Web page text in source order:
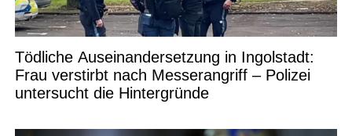
Tödliche Auseinandersetzung in Ingolstadt:
Frau verstirbt nach Messerangriff – Polizei
untersucht die Hintergründe